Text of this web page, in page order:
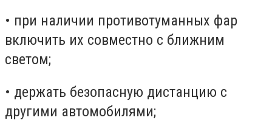
• при наличии противотуманных фар
включить их совместно с ближним
светом;
• держать безопасную дистанцию ​​с
другими автомобилями;